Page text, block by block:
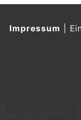
Impressum